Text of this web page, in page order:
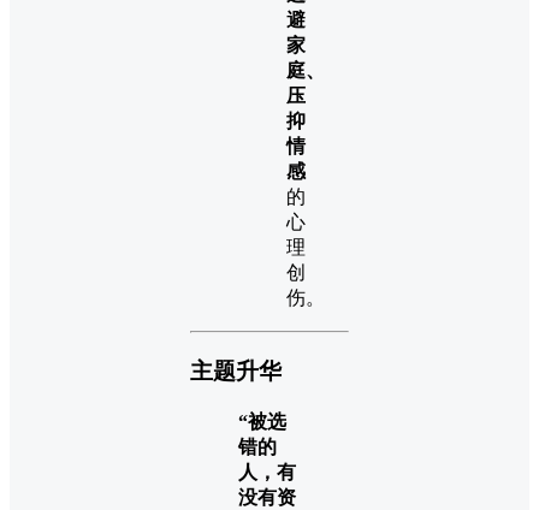
避
家
庭、
压
抑
情
感
的
心
理
创
伤。
主题升华
“被选
错的
人，有
没有资